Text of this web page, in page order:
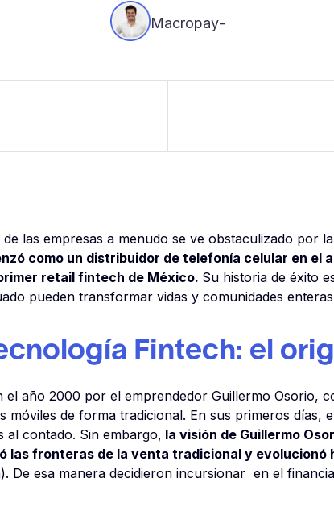
Macropay-
las empresas a menudo se ve obstaculizado por
como un distribuidor de telefonía celular en el
retail fintech de México. Su historia de éxito
pueden transformar vidas y comunidades
Fintech: el
el año 2000 por el emprendedor Guillermo Osorio,
móviles de forma tradicional. En sus primeros días,
al contado. Sin embargo, la visión de Guillermo
las fronteras de la venta tradicional y evolucionó
De esa manera decidieron incursionar en el